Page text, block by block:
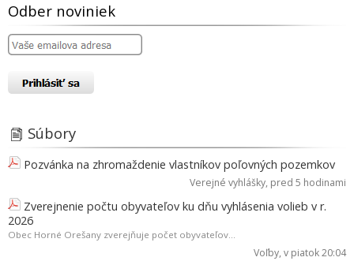
Odber noviniek
Súbory
Pozvánka na zhromaždenie vlastníkov poľovných pozemkov
Verejné vyhlášky, pred 5 hodinami
Zverejnenie počtu obyvateľov ku dňu vyhlásenia volieb v r.
2026
Obec Horné Orešany zverejňuje počet obyvateľov...
Voľby, v piatok 20:04